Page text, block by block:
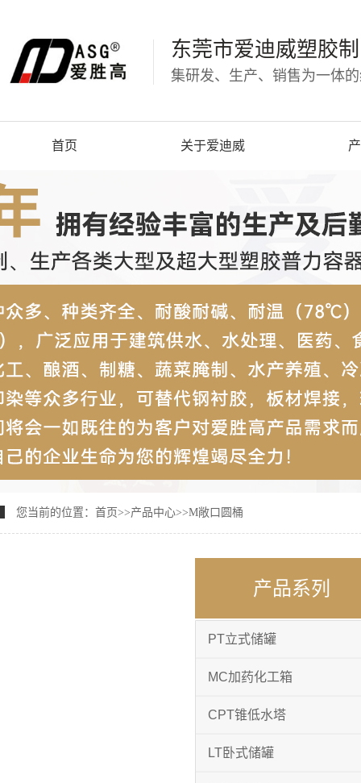
东莞市爱迪威塑胶
集研发、生产、销售为一体
首页 关于爱迪威
您当前的位置： 首页>>产品中心>>M敞口圆桶
产品系列
PT立式储罐
MC加药化工箱
CPT锥低水塔
LT卧式储罐